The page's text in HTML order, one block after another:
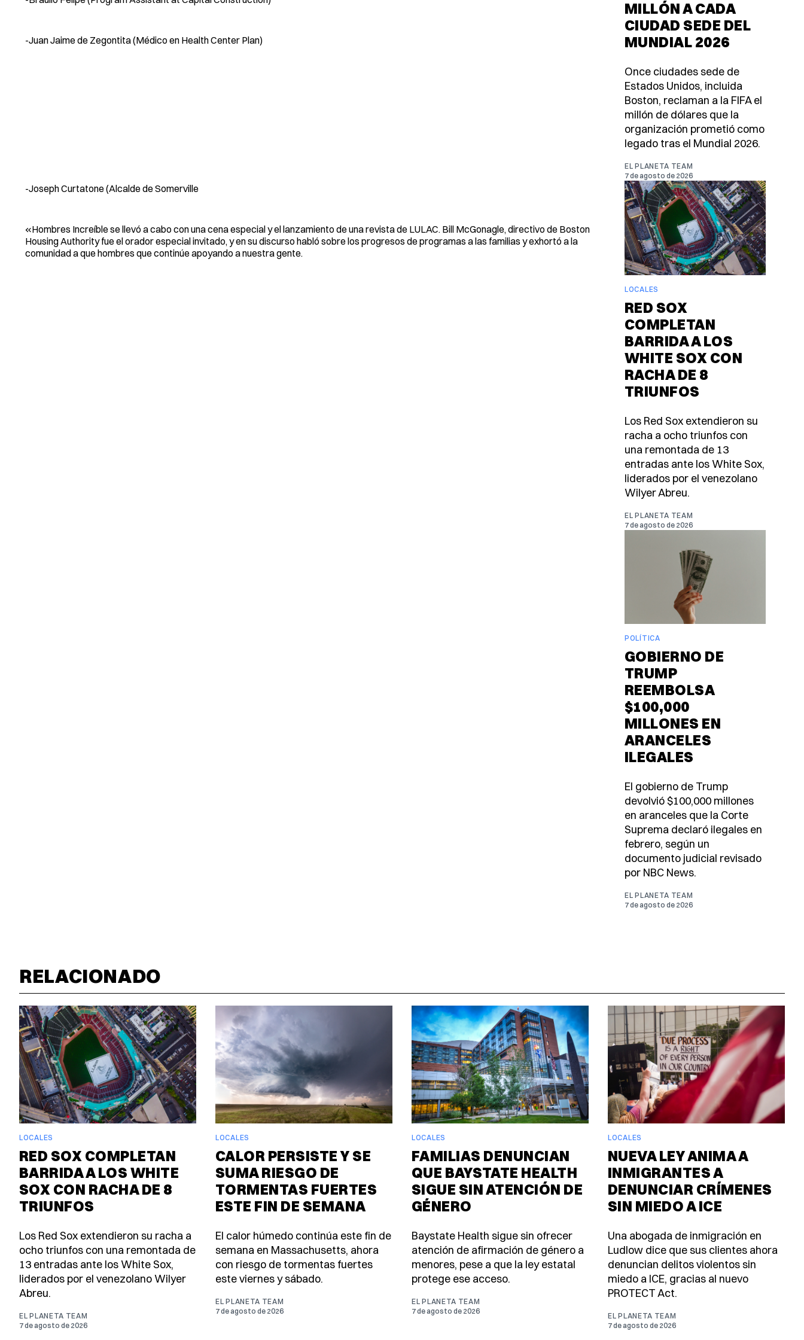
-Juan Jaime de Zegontita (Médico en Health Center Plan)
-Joseph Curtatone (Alcalde de Somerville
«Hombres Increíble se llevó a cabo con una cena especial y el lanzamiento de una revista de LULAC. Bill McGonagle, directivo de Boston
Housing Authority fue el orador especial invitado, y en su discurso habló sobre los progresos de programas a las familias y exhortó a la
comunidad a que hombres que continúe apoyando a nuestra gente.
MILLÓN A CADA
CIUDAD SEDE DEL
MUNDIAL 2026
Once ciudades sede de
Estados Unidos, incluida
Boston, reclaman a la FIFA el
millón de dólares que la
organización prometió como
legado tras el Mundial 2026.
EL PLANETA TEAM
7 de agosto de 2026
LOCALES
RED SOX
COMPLETAN
BARRIDA A LOS
WHITE SOX CON
RACHA DE 8
TRIUNFOS
Los Red Sox extendieron su
racha a ocho triunfos con
una remontada de 13
entradas ante los White Sox,
liderados por el venezolano
Wilyer Abreu.
EL PLANETA TEAM
7 de agosto de 2026
POLÍTICA
GOBIERNO DE
TRUMP
REEMBOLSA
$100,000
MILLONES EN
ARANCELES
ILEGALES
El gobierno de Trump
devolvió $100,000 millones
en aranceles que la Corte
Suprema declaró ilegales en
febrero, según un
documento judicial revisado
por NBC News.
EL PLANETA TEAM
7 de agosto de 2026
RELACIONADO
LOCALES
RED SOX COMPLETAN
BARRIDA A LOS WHITE
SOX CON RACHA DE 8
TRIUNFOS
Los Red Sox extendieron su racha a
ocho triunfos con una remontada de
13 entradas ante los White Sox,
liderados por el venezolano Wilyer
Abreu.
EL PLANETA TEAM
7 de agosto de 2026
LOCALES
CALOR PERSISTE Y SE
SUMA RIESGO DE
TORMENTAS FUERTES
ESTE FIN DE SEMANA
El calor húmedo continúa este fin de
semana en Massachusetts, ahora
con riesgo de tormentas fuertes
este viernes y sábado.
EL PLANETA TEAM
7 de agosto de 2026
LOCALES
FAMILIAS DENUNCIAN
QUE BAYSTATE HEALTH
SIGUE SIN ATENCIÓN DE
GÉNERO
Baystate Health sigue sin ofrecer
atención de afirmación de género a
menores, pese a que la ley estatal
protege ese acceso.
EL PLANETA TEAM
7 de agosto de 2026
LOCALES
NUEVA LEY ANIMA A
INMIGRANTES A
DENUNCIAR CRÍMENES
SIN MIEDO A ICE
Una abogada de inmigración en
Ludlow dice que sus clientes ahora
denuncian delitos violentos sin
miedo a ICE, gracias al nuevo
PROTECT Act.
EL PLANETA TEAM
7 de agosto de 2026